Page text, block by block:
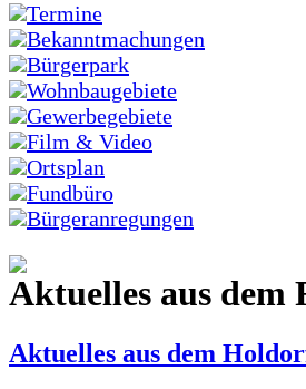
Termine
Bekanntmachungen
Bürgerpark
Wohnbaugebiete
Gewerbegebiete
Film & Video
Ortsplan
Fundbüro
Bürgeranregungen
Aktuelles aus dem
Aktuelles aus dem